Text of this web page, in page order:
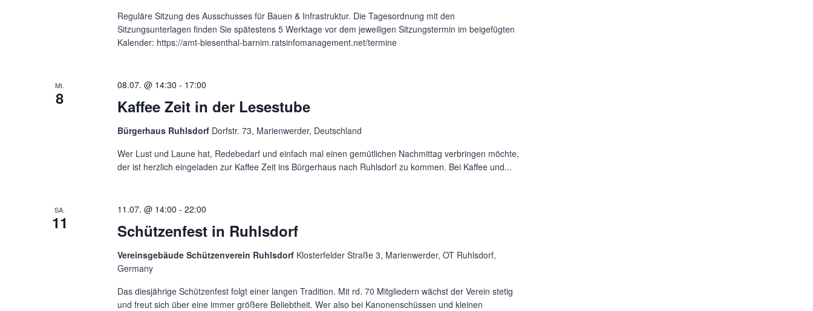
Reguläre Sitzung des Ausschusses für Bauen & Infrastruktur. Die Tagesordnung mit den
Sitzungsunterlagen finden Sie spätestens 5 Werktage vor dem jeweiligen Sitzungstermin im beigefügten
Kalender: https://amt-biesenthal-barnim.ratsinfomanagement.net/termine
MI.
8 Kaffee Zeit in der Lesestube
08.07. @ 14:30 - 17:00
Bürgerhaus Ruhlsdorf Dorfstr. 73, Marienwerder, Deutschland
Wer Lust und Laune hat, Redebedarf und einfach mal einen gemütlichen Nachmittag verbringen möchte,
der ist herzlich eingeladen zur Kaffee Zeit ins Bürgerhaus nach Ruhlsdorf zu kommen. Bei Kaffee und...
SA.
11 Schützenfest in Ruhlsdorf
11.07. @ 14:00 -22:00
Vereinsgebäude Schützenverein Ruhlsdorf Klosterfelder Straße 3, Marienwerder, OT Ruhlsdorf,
Germany
Das diesjährige Schützenfest folgt einer langen Tradition. Mit rd. 70 Mitgliedern wächst der Verein stetig
und freut sich über eine immer größere Beliebtheit. Wer also bei Kanonenschüssen und kleinen